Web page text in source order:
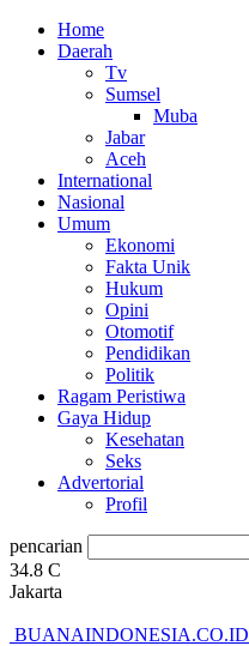
Home
Daerah
Tv
Sumsel
Muba
Jabar
Aceh
International
Nasional
Umum
Ekonomi
Fakta Unik
Hukum
Opini
Otomotif
Pendidikan
Politik
Ragam Peristiwa
Gaya Hidup
Kesehatan
Seks
Advertorial
Profil
pencarian
34.8 C
Jakarta
BUANAINDONESIA.CO.ID